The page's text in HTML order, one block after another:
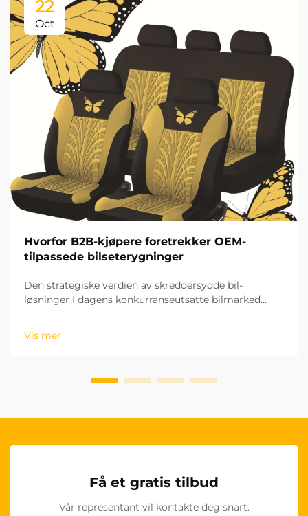
22
Oct
Hvorfor B2B-kjøpere foretrekker OEM-
tilpassede bilseterygninger
Den strategiske verdien av skreddersydde bil-
løsninger I dagens konkurranseutsatte bilmarked
seterytter som en strategisk fordel. Denne endringen
representerer mer enn bare et prefer...
Vis mer
Få et gratis tilbud
Vår representant vil kontakte deg snart.